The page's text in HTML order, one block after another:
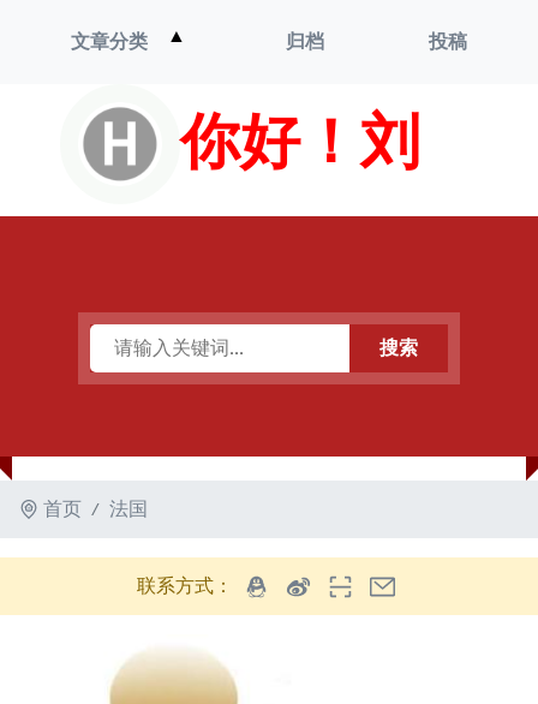
你好！刘
文章分类 ▲
单
归档 投稿
搜索
首页 法国
联系方式：